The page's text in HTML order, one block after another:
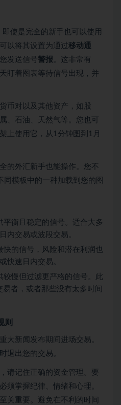
使是完全的新手也可以使用
以将其设置为通过移动通
发送信号 警报 。这非常有
盯着图表等待信号出现，并
货币对以及其他资产，如股
、石油、天然气等。您也可
上使用它，从1分钟图到1月
的外汇新手也能操作。您不
同模板中的一种加载到您的图
平衡且稳定的信号。适合大多
内交易或波段交易。
快的信号，风险和潜在利润也
快速日内交易。
较慢但过滤更严格的信号。此
者，或者那些没有太多时间
则
大新闻发布期间进场交易。
退出您的交易。
请记住正确的资金管理。要
须掌握纪律、情绪和心理。
关重要。避免在不利的时间